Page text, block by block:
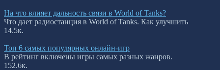
На что влияет дальность связи в World of Tanks?
Что дает радиостанция в World of Tanks. Как улучшить
14.5к.
Топ 6 самых популярных онлайн-игр
В рейтинг включены игры самых разных жанров.
152.6к.